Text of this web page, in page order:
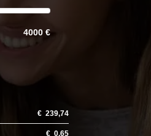
4000 €
€ 239,74
€ 0,65